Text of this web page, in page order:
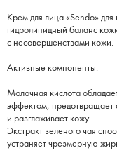
Крем для лица «Sendo»
гидролипидный баланс
с несовершенствами кожи.
Активные компоненты:
Молочная кислота
эффектом, предотвращает
и разглаживает кожу.
Экстракт зеленого чая
устраняет чрезмерную